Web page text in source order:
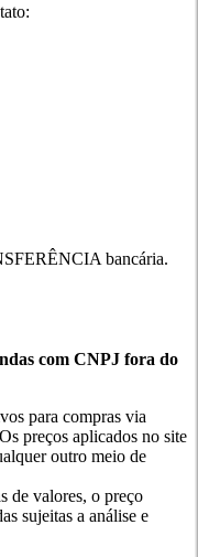
bancária.
com CNPJ fora do
para compras via
preços aplicados no site
outro meio de
de valores, o preço
sujeitas a análise e